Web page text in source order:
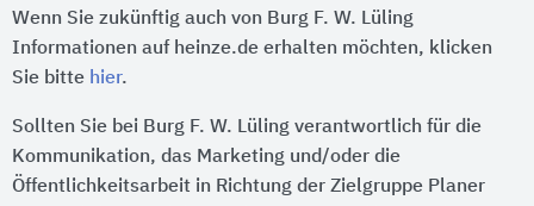
Wenn Sie zukünftig auch von Burg F. W. Lüling
Informationen auf heinze.de erhalten möchten, klicken
Sie bitte hier.
Sollten Sie bei Burg F. W. Lüling verantwortlich für die
Kommunikation, das Marketing und/oder die
Öffentlichkeitsarbeit in Richtung der Zielgruppe Planer